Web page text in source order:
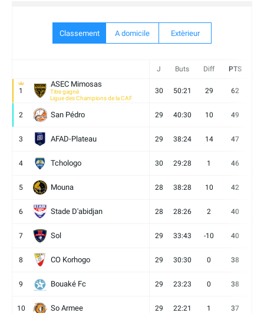
Classement A domicile Extèrieur
J Buts Diff PTS
1
ASEC Mimosas
Titre gagné
Ligue des Champions de la CAF
30 50:21 29 62
2 San Pédro 29 40:30 10 49
3 AFAD-Plateau 29 38:24 14 47
4 Tchologo 30 29:28 1 46
5 Mouna 28 38:28 10 42
6 Stade D'abidjan 28 28:26 2 40
7 Sol 29 33:43 -10 40
8 CO Korhogo 29 30:30 0 38
9 Bouaké Fc 29 23:23 0 38
10 So Armee 29 22:21 1 37